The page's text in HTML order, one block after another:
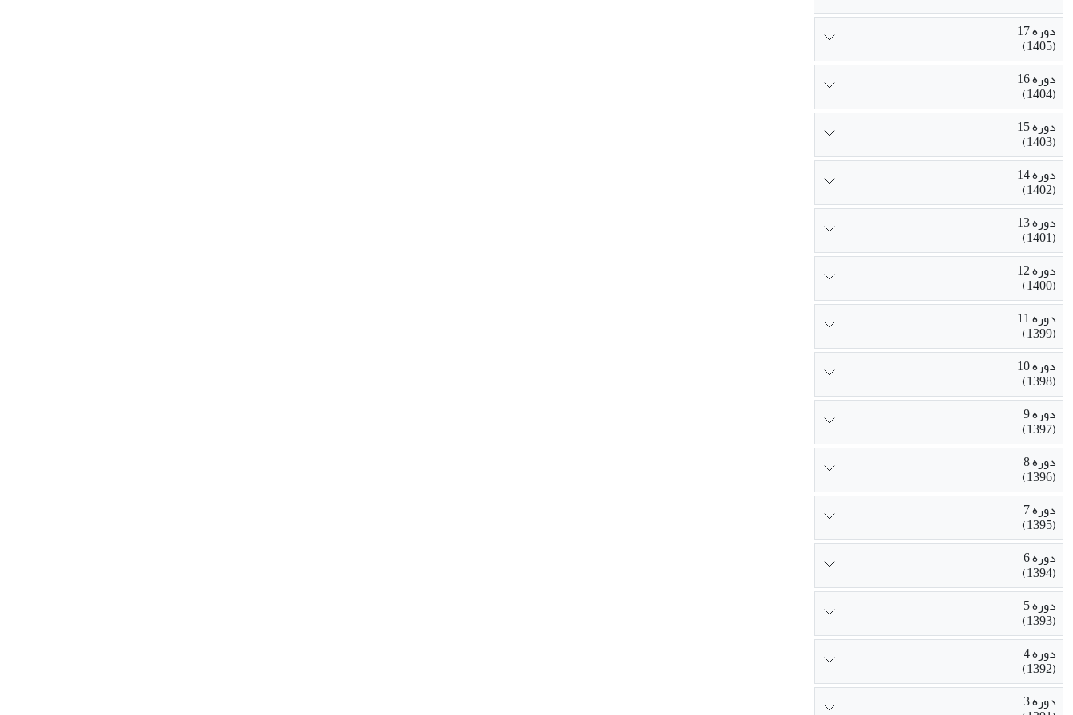
دوره 17
(1405)
دوره 16
(1404)
دوره 15
(1403)
دوره 14
(1402)
دوره 13
(1401)
دوره 12
(1400)
دوره 11
(1399)
دوره 10
(1398)
دوره 9
(1397)
دوره 8
(1396)
دوره 7
(1395)
دوره 6
(1394)
دوره 5
(1393)
دوره 4
(1392)
دوره 3